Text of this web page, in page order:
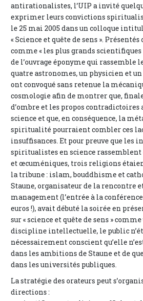
antirationalistes, l’UIP a invité
exprimer leurs convictions
le 25 mai 2005 dans un colloque
« Science et quête de sens ».
comme « les plus grands scientifiques
de l’ouvrage éponyme qui rassemble
quatre astronomes, un physicien et
ont convoqué sans retenue la
cosmologie afin de montrer que,
d’ombre et les propos contradictoires
science et que, en conséquence, la
spiritualité pourraient combler ces
insuffisances. Et pour preuve que les
spiritualistes en science rassemblent
et œcuméniques, trois religions
la tribune : islam, bouddhisme et
Staune, organisateur de la rencontre
management (l’entrée à la
euros !), avait débuté la soirée en
sur « science et quête de sens »
discipline intellectuelle, le public
nécessairement conscient qu’elle
dans les ambitions de Staune et de
dans les universités publiques.
La stratégie des orateurs peut
directions :